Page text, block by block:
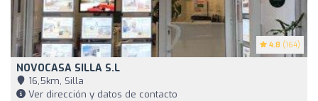
4.8 (164)
NOVOCASA SILLA S.L
16,5km, Silla
Ver dirección y datos de contacto